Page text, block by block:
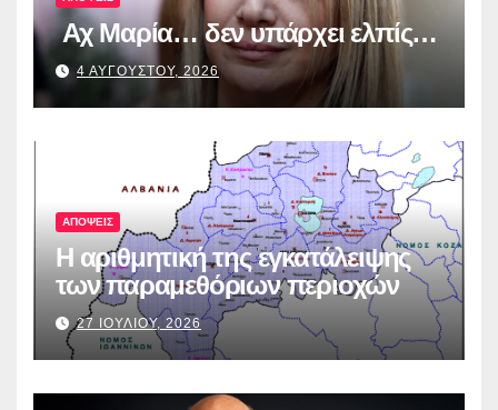
Αχ Μαρία… δεν υπάρχει ελπίς…
4 ΑΥΓΟΥΣΤΟΥ, 2026
ΑΠΟΨΕΙΣ
Η αριθμητική της εγκατάλειψης
των παραμεθόριων περιοχών
27 ΙΟΥΛΙΟΥ, 2026